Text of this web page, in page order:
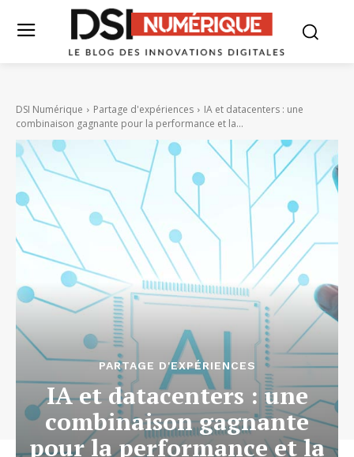
DSI Numérique Partage d'expériences
IA et datacenters : une
combinaison gagnante pour la performance et la...
PARTAGE D'EXPÉRIENCES
IA et datacenters : une
combinaison gagnante
pour la performance et la